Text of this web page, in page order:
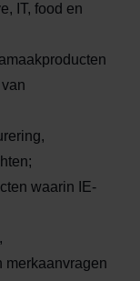
IT, food en
waarin IE-
merkaanvragen